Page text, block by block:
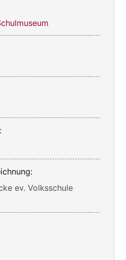
ev. Volksschule